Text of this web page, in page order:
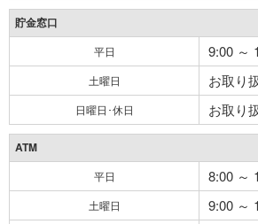
貯金窓口
平日 9:00 ～
土曜日 お取り
日曜日･休日 お取り
ATM
平日 8:00 ～
土曜日 9:00 ～